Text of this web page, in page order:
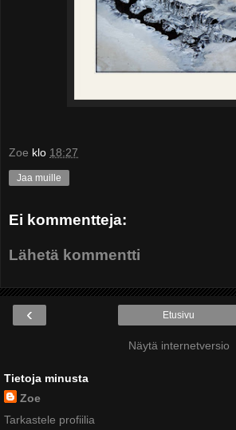
Zoe klo 18:27
Jaa muille
Ei kommentteja:
Lähetä kommentti
‹ Etusivu
Näytä internetversio
Tietoja minusta
Zoe
Tarkastele profiilia